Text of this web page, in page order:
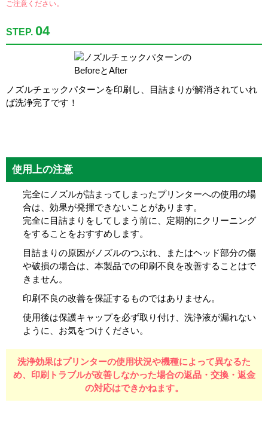
ご注意ください。
STEP. 04
ノズルチェックパターンを印刷し、目詰まりが解消されていれ
ば洗浄完了です！
使用上の注意
完全にノズルが詰まってしまったプリンターへの使用の場
合は、効果が発揮できないことがあります。
完全に目詰まりをしてしまう前に、定期的にクリーニング
をすることをおすすめします。
目詰まりの原因がノズルのつぶれ、またはヘッド部分の傷
や破損の場合は、本製品での印刷不良を改善することはで
きません。
印刷不良の改善を保証するものではありません。
使用後は保護キャップを必ず取り付け、洗浄液が漏れない
ように、お気をつけください。
洗浄効果はプリンターの使用状況や機種によって異なるた
め、 印刷トラブルが改善しなかった場合の返品・交換・返金
の対応はできかねます。